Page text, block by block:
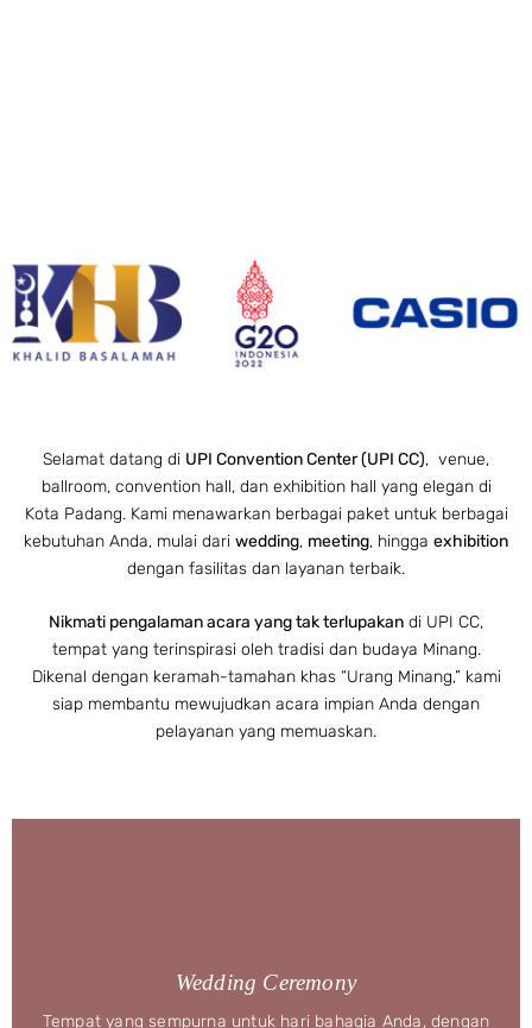
Selamat datang di UPI Convention Center (UPI CC), venue,
ballroom, convention hall, dan exhibition hall yang elegan di
Kota Padang. Kami menawarkan berbagai paket untuk berbagai
kebutuhan Anda, mulai dari wedding, meeting, hingga exhibition
dengan fasilitas dan layanan terbaik.
Nikmati pengalaman acara yang tak terlupakan di UPI CC,
tempat yang terinspirasi oleh tradisi dan budaya Minang.
Dikenal dengan keramah-tamahan khas “Urang Minang,” kami
siap membantu mewujudkan acara impian Anda dengan
pelayanan yang memuaskan.
Wedding Ceremony
Tempat yang sempurna untuk hari bahagia Anda, dengan